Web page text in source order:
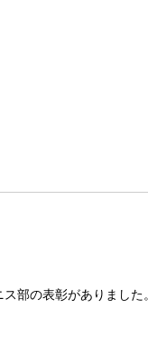
部の表彰がありました。